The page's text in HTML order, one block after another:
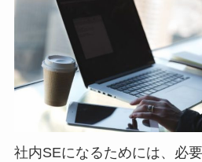
社内SEになるためには、必